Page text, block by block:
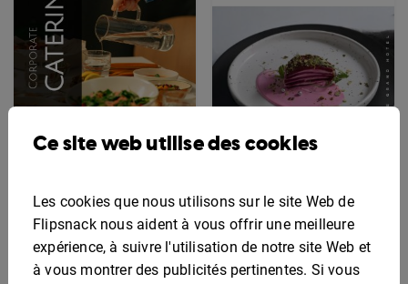
interactif pour la
restauration
d'entreprise
gluten modifiable
Ce site web utilise des cookies
Les cookies que nous utilisons sur le site Web de
Flipsnack nous aident à vous offrir une meilleure
expérience, à suivre l'utilisation de notre site Web et
à vous montrer des publicités pertinentes. Si vous